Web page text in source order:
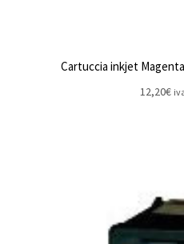
Cartuccia inkjet
12,20€